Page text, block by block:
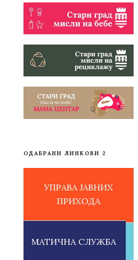
ОДАБРАНИ ЛИНКОВИ 2
УПРАВА ЈАВНИХ
ПРИХОДА
МАТИЧНА СЛУЖБА